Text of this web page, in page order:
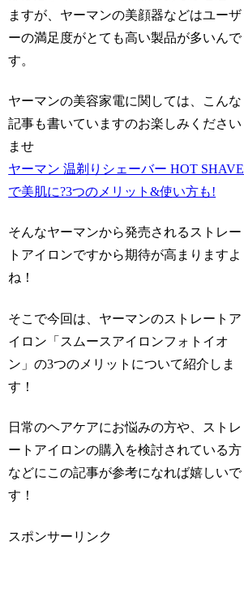
ますが、ヤーマンの美顔器などはユーザ
ーの満足度がとても高い製品が多いんで
す。
ヤーマンの美容家電に関しては、こんな
記事も書いていますのお楽しみください
ませ
ヤーマン 温剃りシェーバー HOT SHAVE
で美肌に?3つのメリット&使い方も!
そんなヤーマンから発売されるストレー
トアイロンですから期待が高まりますよ
ね！
そこで今回は、ヤーマンのストレートア
イロン「スムースアイロンフォトイオ
ン」の3つのメリットについて紹介しま
す！
日常のヘアケアにお悩みの方や、ストレ
ートアイロンの購入を検討されている方
などにこの記事が参考になれば嬉しいで
す！
スポンサーリンク